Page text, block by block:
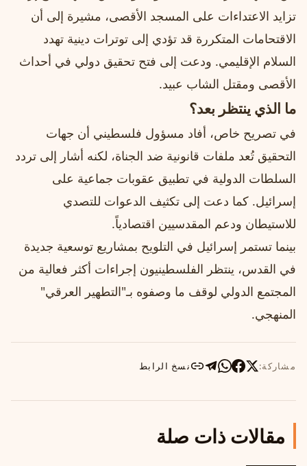
تزايد الاعتداءات على المسجد الأقصى، مشيرة إلى أن
الاقتحامات المتكررة قد تؤدي إلى توترات دينية تهدد
السلام الإقليمي. ودعت إلى فتح تحقيق دولي في أحداث
الأقصى ومقتل الشاب عبيد.
ما الذي ينتظر بعد؟
في تصريح خاص، أفاد مسؤول فلسطيني أن جهات
التحقيق تُعد ملفات قانونية ضد الجناة، لكنه أشار إلى تردد
السلطات الدولية في تطبيق عقوبات جماعية على
إسرائيل. كما دعت إلى تكثيف الدعوات للتصدي
للاستيطان ودعم المقدسيين اقتصادياً.
بينما تستمر إسرائيل في التلويح بمشاريع توسعية جديدة
في القدس، ينتظر الفلسطينيون إجراءات أكثر فعالية من
المجتمع الدولي لوقف ما وصفوه بـ"التطهير العرقي"
المنهجي.
مشاركة: نسخ الرابط
مقالات ذات صلة